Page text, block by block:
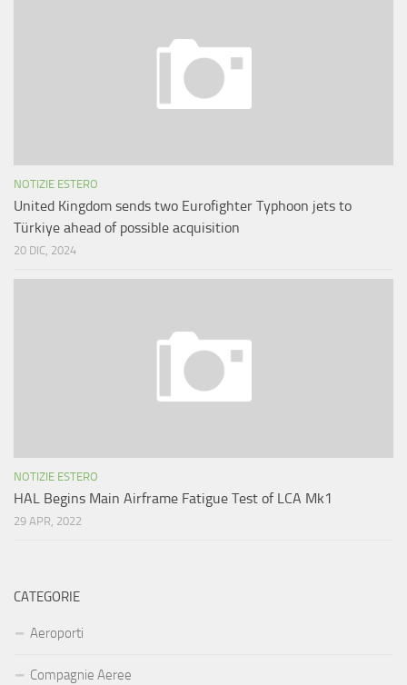
NOTIZIE ESTERO
United Kingdom sends two Eurofighter Typhoon jets to
Türkiye ahead of possible acquisition
20 DIC, 2024
NOTIZIE ESTERO
HAL Begins Main Airframe Fatigue Test of LCA Mk1
29 APR, 2022
CATEGORIE
Aeroporti
Compagnie Aeree